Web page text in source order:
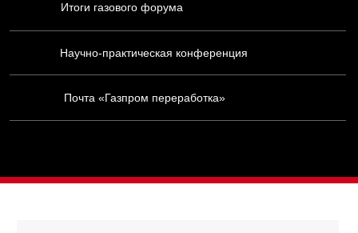
Итоги газового форума
Научно-практическая конференция
Почта «Газпром переработка»